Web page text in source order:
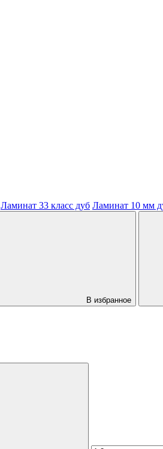
Ламинат 33 класс дуб Ламинат 10 мм
В избранное